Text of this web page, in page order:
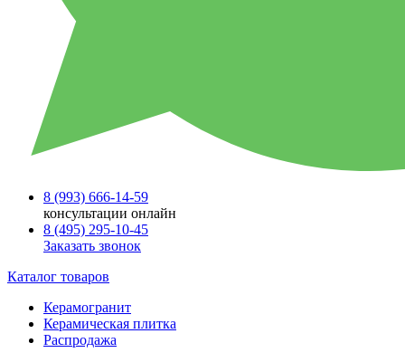
8 (993) 666-14-59
консультации онлайн
8 (495) 295-10-45
Заказать звонок
Каталог товаров
Керамогранит
Керамическая плитка
Распродажа